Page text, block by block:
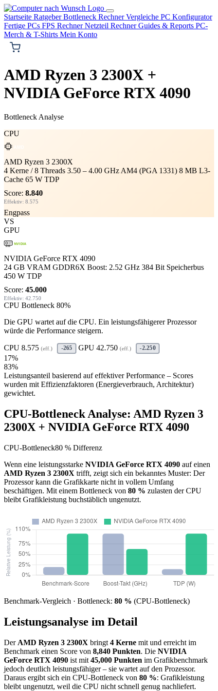
Startseite RatgeberBottleneck RechnerVergleiche PC Konfigurator
Fertige PCs FPS RechnerNetzteil RechnerGuides & Reports PC-
Merch & T-Shirts Mein Konto
AMD Ryzen 3 2300X +
NVIDIA GeForce RTX 4090
Bottleneck Analyse
CPU
AMD Ryzen 3 2300X
4 Kerne / 8 Threads 3.50 – 4.00 GHz AM4 (PGA 1331) 8 MB L3-
Cache 65 W TDP
Score: 8.840
Effektiv: 8.575
Engpass
VS
GPU
NVIDIA
NVIDIA GeForce RTX 4090
24 GB VRAM GDDR6X Boost: 2.52 GHz 384 Bit Speicherbus
450 W TDP
Score: 45.000
Effektiv: 42.750
CPU Bottleneck 80%
Die GPU wartet auf die CPU. Ein leistungsfähigerer Prozessor
würde die Performance steigern.
CPU 8.575 (eff.) -265 GPU 42.750 (eff.) -2.250
17%
83%
Leistungsanteil basierend auf effektiver Performance – Scores
wurden mit Effizienzfaktoren (Energieverbrauch, Architektur)
gewichtet.
CPU-Bottleneck Analyse: AMD Ryzen 3
2300X + NVIDIA GeForce RTX 4090
CPU-Bottleneck80 % Differenz
Wenn eine leistungsstarke NVIDIA GeForce RTX 4090 auf einen
AMD Ryzen 3 2300X trifft, zeigt sich ein bekanntes Muster: Der
Prozessor kann die Grafikkarte nicht in vollem Umfang
beschäftigen. Mit einem Bottleneck von 80 % zulasten der CPU
bleibt Grafikleistung buchstäblich ungenutzt.
Benchmark-Vergleich · Bottleneck: 80 % (CPU-Bottleneck)
Leistungsanalyse im Detail
Der AMD Ryzen 3 2300X bringt 4 Kerne mit und erreicht im
Benchmark einen Score von 8,840 Punkten. Die NVIDIA
GeForce RTX 4090 ist mit 45,000 Punkten im Grafikbenchmark
jedoch deutlich leistungsfähiger – sie wartet auf den Prozessor.
Daraus ergibt sich ein CPU-Bottleneck von 80 %: Grafikleistung
bleibt ungenutzt, weil die CPU nicht schnell genug nachliefert.